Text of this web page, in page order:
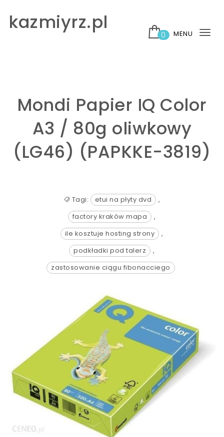
kazmiyrz.pl
0 MENU
Mondi Papier IQ Color
A3 / 80g oliwkowy
(LG46) (PAPKKE-3819)
Tagi: etui na płyty dvd
,
factory kraków mapa
,
ile kosztuje hosting strony
,
podkładki pod talerz
,
zastosowanie ciągu fibonacciego